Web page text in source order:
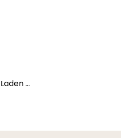
Laden ...